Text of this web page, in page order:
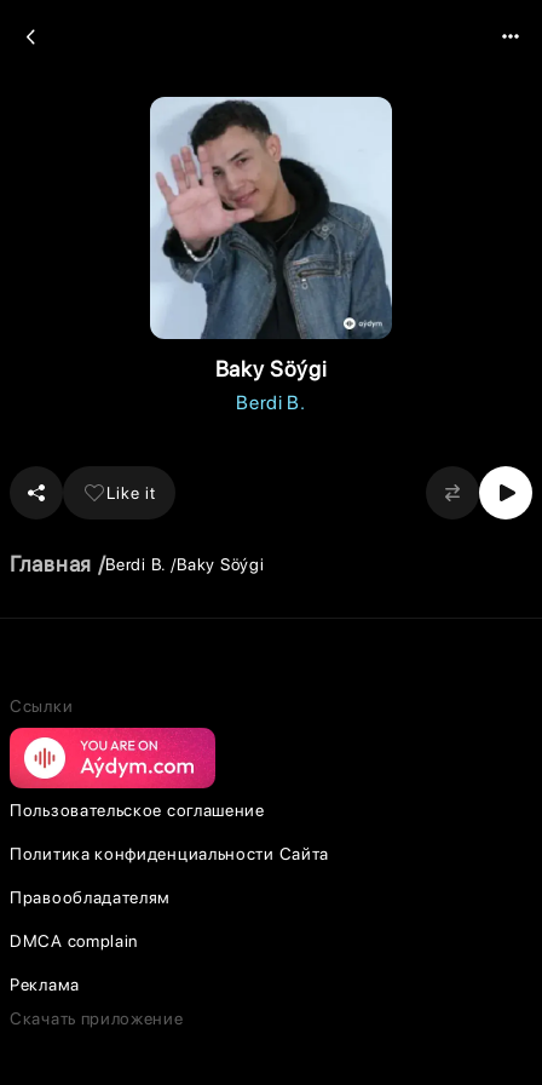
Baky Söýgi
Berdi B.
Like it
Главная Berdi B. Baky Söýgi
Ссылки
Пользовательское соглашение
Политика конфиденциальности Сайта
Правообладателям
DMCA complain
Реклама
Скачать приложение